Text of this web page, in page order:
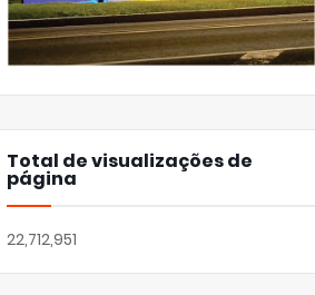
Total de visualizações de
página
22,712,951